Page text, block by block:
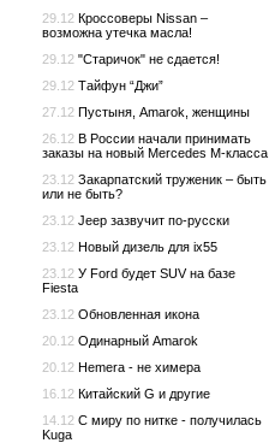
29.12 Кроссоверы Nissan –
возможна утечка масла!
29.12 "Старичок" не сдается!
29.12 Тайфун “Джи”
27.12 Пустыня, Amarok, женщины
26.12 В России начали принимать
заказы на новый Mercedes M-класса
23.12 Закарпатский труженик – быть
или не быть?
23.12 Jeep зазвучит по-русски
23.12 Новый дизель для ix55
23.12 У Ford будет SUV на базе
Fiesta
23.12 Обновленная икона
20.12 Одинарный Amarok
20.12 Hemera - не химера
16.12 Китайский G и другие
14.12 С миру по нитке - получилась
Kuga